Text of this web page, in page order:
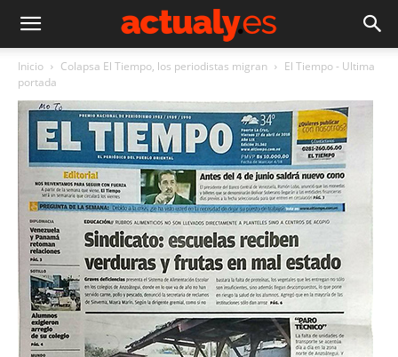
Inicio Colapsa El Tiempo, los periodistas migran
El Tiempo - Ultima
portada